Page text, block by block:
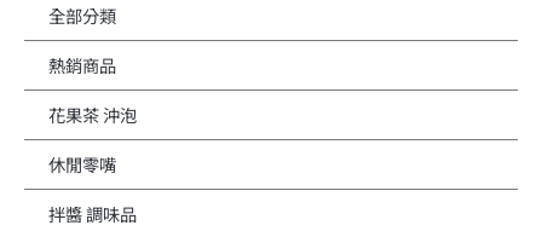
全部分類
熱銷商品
花果茶 沖泡
休閒零嘴
拌醬 調味品